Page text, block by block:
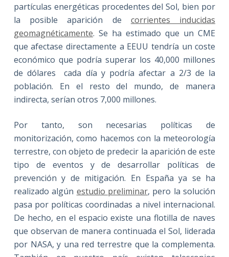
partículas energéticas procedentes del Sol, bien por
la posible aparición de corrientes inducidas
geomagnéticamente. Se ha estimado que un CME
que afectase directamente a EEUU tendría un coste
económico que podría superar los 40,000 millones
de dólares cada día y podría afectar a 2/3 de la
población. En el resto del mundo, de manera
indirecta, serían otros 7,000 millones.
Por tanto, son necesarias políticas de
monitorización, como hacemos con la meteorología
terrestre, con objeto de predecir la aparición de este
tipo de eventos y de desarrollar políticas de
prevención y de mitigación. En España ya se ha
realizado algún estudio preliminar, pero la solución
pasa por políticas coordinadas a nivel internacional.
De hecho, en el espacio existe una flotilla de naves
que observan de manera continuada el Sol, liderada
por NASA, y una red terrestre que la complementa.